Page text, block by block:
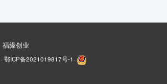
福缘创业
· 鄂ICP备2021019817号-1 ·